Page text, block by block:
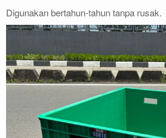
Digunakan bertahun-tahun tanpa rusak.